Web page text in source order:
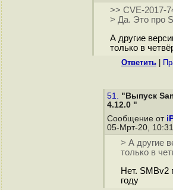
>> CVE-2017-
> Да. Это про
А другие
только в
Ответить
51. "Выпуск
4.12.0 "
Сообщение от
05-Мрт-20, 10:31
> А другие
только в
Нет. SMBv2
году